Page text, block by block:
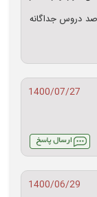
دروس جداگانه
1400/07/27
1400/06/29